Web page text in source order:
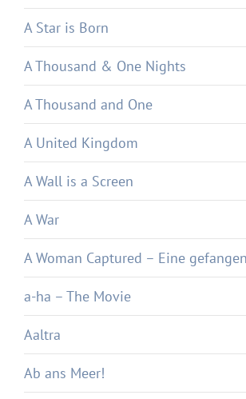
A Star is Born
A Thousand & One Nights
A Thousand and One
A United Kingdom
A Wall is a Screen
A War
A Woman Captured – Eine
a-ha – The Movie
Aaltra
Ab ans Meer!